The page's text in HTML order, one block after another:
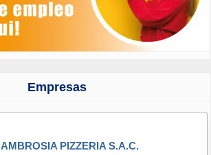
Empresas
AMBROSIA PIZZERIA S.A.C.